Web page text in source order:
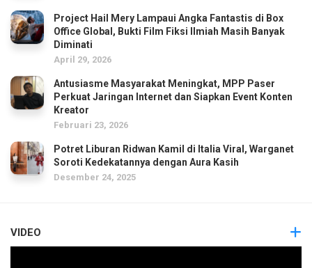
Project Hail Mery Lampaui Angka Fantastis di Box
Office Global, Bukti Film Fiksi Ilmiah Masih Banyak
Diminati
April 29, 2026
Antusiasme Masyarakat Meningkat, MPP Paser
Perkuat Jaringan Internet dan Siapkan Event Konten
Kreator
Februari 23, 2026
Potret Liburan Ridwan Kamil di Italia Viral, Warganet
Soroti Kedekatannya dengan Aura Kasih
Desember 24, 2025
VIDEO